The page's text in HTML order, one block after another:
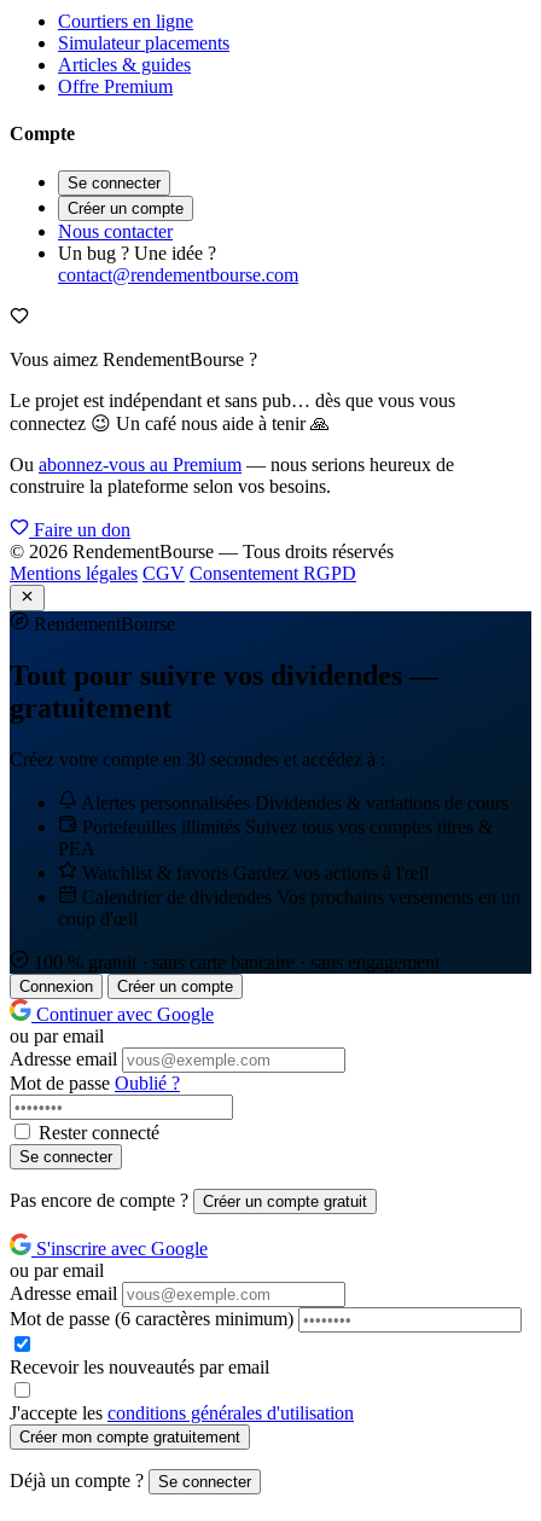
Courtiers en ligne
Simulateur placements
Articles & guides
Offre Premium
Compte
Se connecter
Créer un compte
Nous contacter
Un bug ? Une idée ?
contact@rendementbourse.com
Vous aimez RendementBourse ?
Le projet est indépendant et sans pub… dès que vous vous
connectez 😉 Un café nous aide à tenir 🙏
Ou abonnez-vous au Premium — nous serions heureux de
construire la plateforme selon vos besoins.
Faire un don
© 2026 RendementBourse — Tous droits réservés
Mentions légales CGV Consentement RGPD
RendementBourse
Tout pour suivre vos dividendes —
gratuitement
Créez votre compte en 30 secondes et accédez à :
Alertes personnalisées Dividendes & variations de cours
Portefeuilles illimités Suivez tous vos comptes titres &
PEA
Watchlist & favoris Gardez vos actions à l'œil
Calendrier de dividendes Vos prochains versements en un
coup d'œil
100 % gratuit · sans carte bancaire · sans engagement
Connexion Créer un compte
Continuer avec Google
ou par email
Adresse email
Mot de passe Oublié ?
Rester connecté
Se connecter
Pas encore de compte ? Créer un compte gratuit
S'inscrire avec Google
ou par email
Adresse email
Mot de passe (6 caractères minimum)
Recevoir les nouveautés par email
J'accepte les conditions générales d'utilisation
Créer mon compte gratuitement
Déjà un compte ? Se connecter